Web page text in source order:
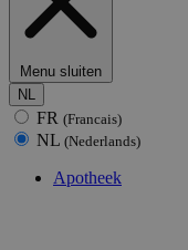
Menu sluiten
NL
FR (Francais)
NL (Nederlands)
Apotheek